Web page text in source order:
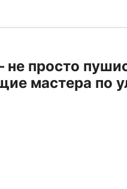
просто
мастера по